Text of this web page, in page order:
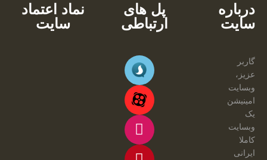
درباره
سایت
پل های
ارتباطی
نماد اعتماد
سایت
گاربر
عزیز،
وبسایت
امینیشن
یک
وبسایت
کاملا
ایرانی